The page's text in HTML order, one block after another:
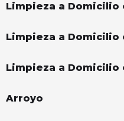
Limpieza a Domicilio
Limpieza a Domicilio
Limpieza a Domicilio
Arroyo